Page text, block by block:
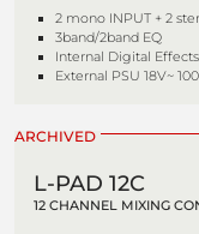
2 mono INPUT + 2
3band/2band EQ
Internal Digital
External PSU 18V~
ARCHIVED
L-PAD 12C
12 CHANNEL MIXING